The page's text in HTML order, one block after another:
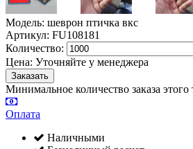
Модель: шеврон птичка вкс
Артикул: FU108181
Количество:
Цена: Уточняйте у менеджера
Минимальное количество заказа этого
Оплата
Наличными